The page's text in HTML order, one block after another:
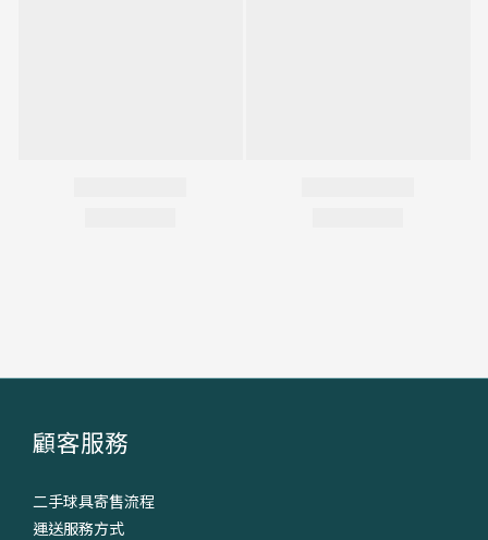
顧客服務
二手球具寄售流程
運送服務方式